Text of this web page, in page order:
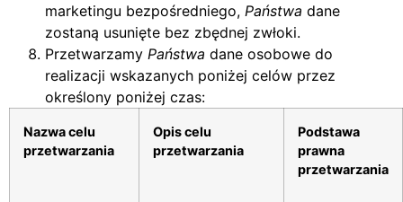
marketingu bezpośredniego, Państwa dane
zostaną usunięte bez zbędnej zwłoki.
Przetwarzamy Państwa dane osobowe do
realizacji wskazanych poniżej celów przez
określony poniżej czas:
Nazwa celu
przetwarzania
Opis celu
przetwarzania
Podstawa
prawna
przetwarzania